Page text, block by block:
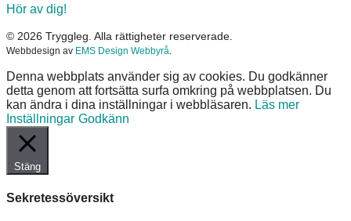
Hör av dig!
© 2026 Tryggleg. Alla rättigheter reserverade.
Webbdesign av EMS Design Webbyrå.
Denna webbplats använder sig av cookies. Du godkänner
detta genom att fortsätta surfa omkring på webbplatsen. Du
kan ändra i dina inställningar i webbläsaren. Läs mer
Inställningar Godkänn
Stäng
Sekretessöversikt